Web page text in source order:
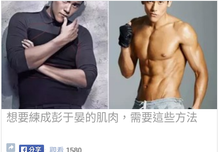
想要練成彭于晏的肌肉，需要這些方法
觀看 1580